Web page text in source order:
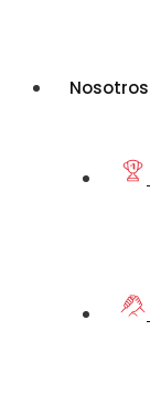
Nosotros